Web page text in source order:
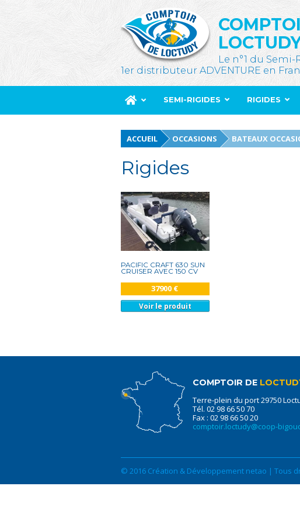
Le n°1 du
1er distributeur ADVENTURE en
SEMI-RIGIDES RIGIDES
ACCUEIL OCCASIONS BATEAUX
Rigides
PACIFIC CRAFT 630 SUN
CRUISER AVEC 150 CV
37900 €
Voir le produit
COMPTOIR DE
Terre-plein du port 29750
Tél. 02 98 66 50 70
Fax : 02 98 66 50 20
comptoir.loctudy@coop-
© 2016 Création & Développement netao | Tous